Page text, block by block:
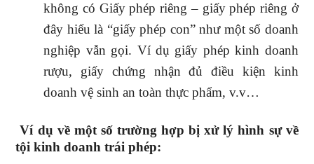
không có Giấy phép riêng – giấy phép riêng ở
đây hiểu là “giấy phép con” như một số doanh
nghiệp vẫn gọi. Ví dụ giấy phép kinh doanh
rượu, giấy chứng nhận đủ điều kiện kinh
doanh vệ sinh an toàn thực phẩm, v.v…
Ví dụ về một số trường hợp bị xử lý hình sự về
tội kinh doanh trái phép: